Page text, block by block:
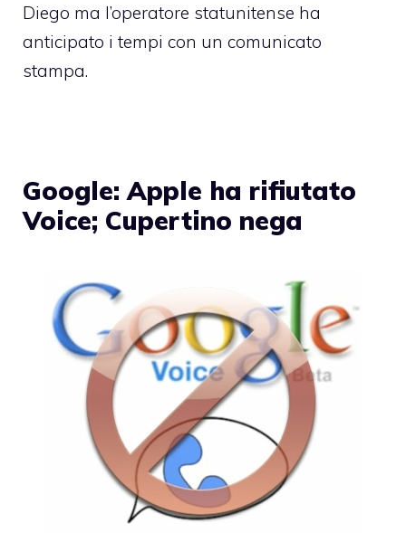
Diego ma l’operatore statunitense ha
anticipato i tempi con un comunicato
stampa.
Google: Apple ha rifiutato
Voice; Cupertino nega